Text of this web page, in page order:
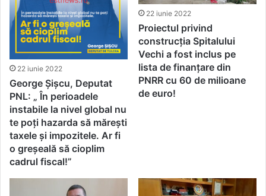
22 iunie 2022
George Șișcu, Deputat
PNL: „ În perioadele
instabile la nivel global nu
te poți hazarda să mărești
taxele și impozitele. Ar fi
o greșeală să cioplim
cadrul fiscal!”
22 iunie 2022
Proiectul privind
construcția Spitalului
Vechi a fost inclus pe
lista de finanțare din
PNRR cu 60 de milioane
de euro!